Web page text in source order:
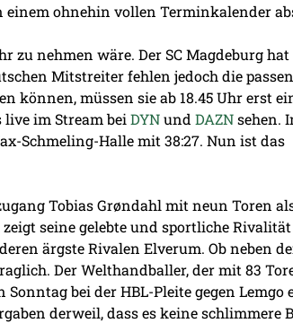
ohnehin vollen Terminkalender
zu nehmen wäre. Der SC Magdeburg
Mitstreiter fehlen jedoch die
können, müssen sie ab 18.45 Uhr erst
im Stream bei DYNund DAZNsehen.
Schmeling-Halle mit 38:27. Nun ist das
Tobias Grøndahl mit neun Toren
seine gelebte und sportliche
ärgste Rivalen Elverum. Ob neben
Der Welthandballer, der mit 83
bei der HBL-Pleite gegen Lemgo
derweil, dass es keine schlimmere